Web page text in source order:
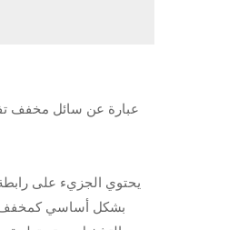
يحتوي الجزيء على